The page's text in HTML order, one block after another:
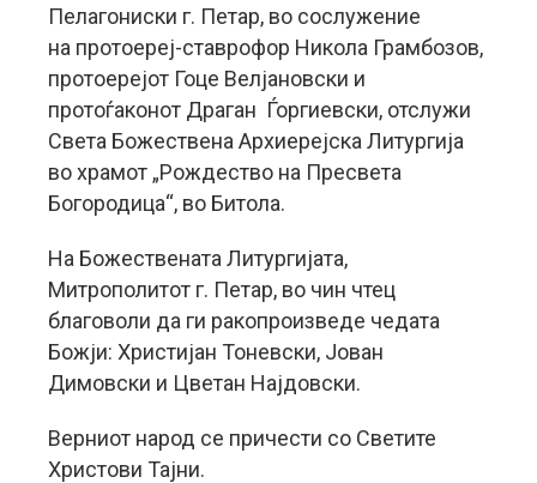
Пелагониски г. Петар, во сослужение
на протоереј-ставрофор Никола Грамбозов,
протоерејот Гоце Велјановски и
протоѓаконот Драган Ѓоргиевски, отслужи
Света Божествена Архиерејска Литургија
во храмот „Рождество на Пресвета
Богородица“, во Битола.
На Божествената Литургијата,
Митрополитот г. Петар, во чин чтец
благоволи да ги ракопроизведе чедата
Божји: Христијан Тоневски, Јован
Димовски и Цветан Најдовски.
Верниот народ се причести со Светите
Христови Тајни.